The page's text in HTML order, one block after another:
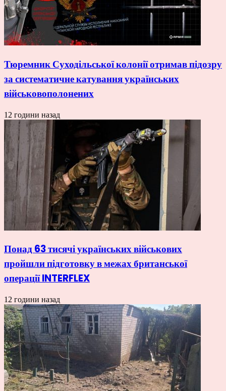
Тюремник Суходільської колонії отримав підозру
за систематичне катування українських
військовополонених
12 години назад
Понад 63 тисячі українських військових
пройшли підготовку в межах британської
операції INTERFLEX
12 години назад